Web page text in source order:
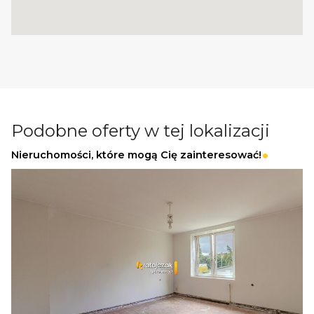
Przeznaczenie: zabudowa jednorodzinna (WZ)
Podsumowanie
wydanymi warunkami zabudowy,
doprowadzonym wodociągiem oraz doskonałą
komunikacją z Trójmiastem. Idealna
propozycja dla osób poszukujących gruntu
gotowego pod inwestycję bez ryzyk
formalnych.
Podobne oferty w tej lokalizacji
Nieruchomości, które mogą Cię zainteresować!